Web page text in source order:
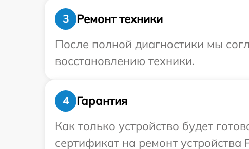
3
Ремонт техники
После полной диагностики мы
восстановлению техники.
4
Гарантия
Как только устройство будет
сертификат на ремонт